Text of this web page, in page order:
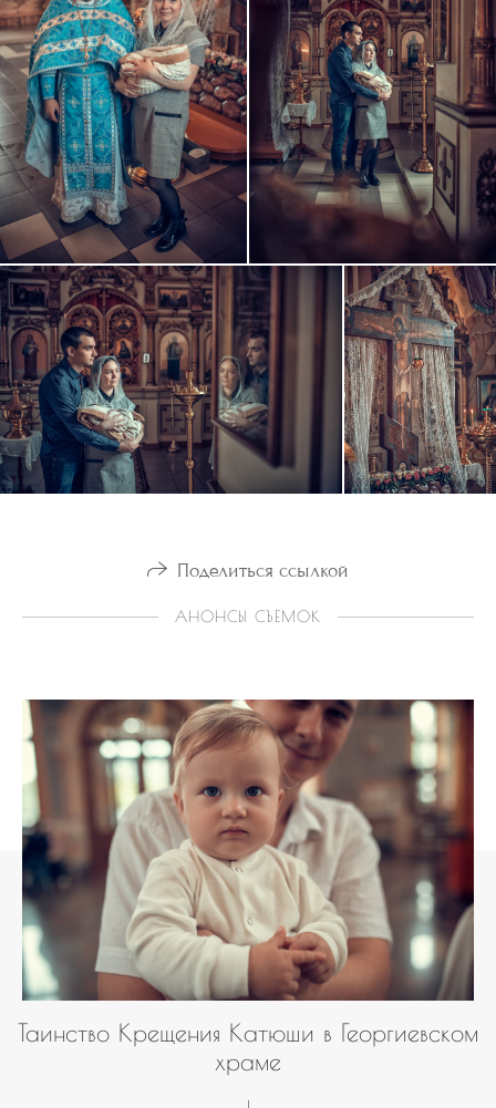
Поделиться ссылкой
АНОНСЫ СЪЕМОК
Таинство Крещения Катюши в Георгиевском
храме